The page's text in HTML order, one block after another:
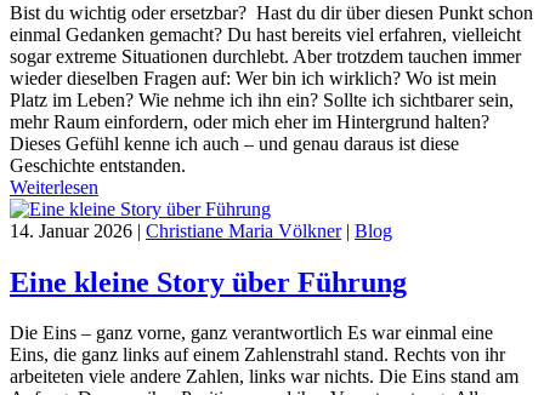
Bist du wichtig oder ersetzbar? Hast du dir über diesen Punkt schon
einmal Gedanken gemacht? Du hast bereits viel erfahren, vielleicht
sogar extreme Situationen durchlebt. Aber trotzdem tauchen immer
wieder dieselben Fragen auf: Wer bin ich wirklich? Wo ist mein
Platz im Leben? Wie nehme ich ihn ein? Sollte ich sichtbarer sein,
mehr Raum einfordern, oder mich eher im Hintergrund halten?
Dieses Gefühl kenne ich auch – und genau daraus ist diese
Geschichte entstanden.
Weiterlesen
14. Januar 2026 | Christiane Maria Völkner| Blog
Eine kleine Story über Führung
Die Eins – ganz vorne, ganz verantwortlich Es war einmal eine
Eins, die ganz links auf einem Zahlenstrahl stand. Rechts von ihr
arbeiteten viele andere Zahlen, links war nichts. Die Eins stand am